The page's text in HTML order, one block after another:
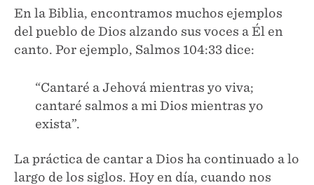
En la Biblia, encontramos muchos ejemplos
del pueblo de Dios alzando sus voces a Él en
canto. Por ejemplo, Salmos 104:33 dice:
“Cantaré a Jehová mientras yo viva;
cantaré salmos a mi Dios mientras yo
exista”.
La práctica de cantar a Dios ha continuado a lo
largo de los siglos. Hoy en día, cuando nos